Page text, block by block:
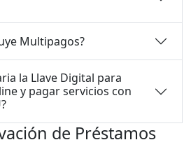
Multipagos?
la Llave Digital para
y pagar servicios con
de Préstamos